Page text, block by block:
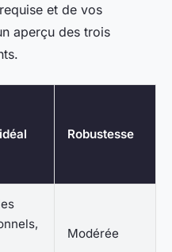
et de vos
aperçu des trois
Robustesse
Modérée